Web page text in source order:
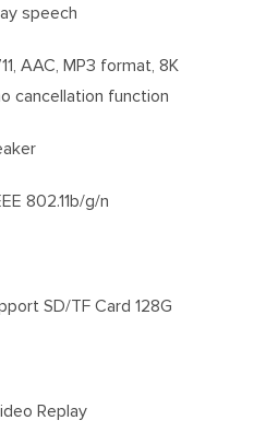
speech
AAC, MP3 format, 8K
cancellation function
802.11b/g/n
SD/TF Card 128G
Replay